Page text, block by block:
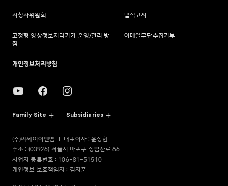
시청자위원회 법적고지
고정형 영상정보처리기기 운영/관리 방
침
이메일무단수집거부
개인정보처리방침
Family Site Subsidiaries
(주)씨제이이엔엠
대표이사 : 윤상현
주소 : (03926) 서울시 마포구 상암산로 66
사업자 등록번호 : 106-81-51510
개인정보 보호책임자 : 김지훈